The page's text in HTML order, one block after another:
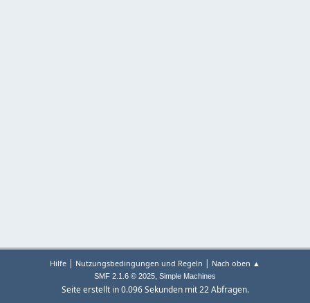
Hilfe | Nutzungsbedingungen und Regeln | Nach oben ▲
SMF 2.1.6 © 2025, Simple Machines
Seite erstellt in 0.096 Sekunden mit 22 Abfragen.